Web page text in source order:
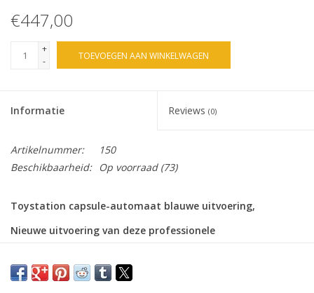
€447,00
+
-
TOEVOEGEN AAN WINKELWAGEN
Informatie Reviews (0)
Artikelnummer:
150
Beschikbaarheid:
Op voorraad(73)
Toystation capsule-automaat blauwe uitvoering,
Nieuwe uitvoering van deze professionele
kinderen een leuk presentje te geven, U geeft het kindje
een muntje waarmee een verrassing kan worden gedraaid,